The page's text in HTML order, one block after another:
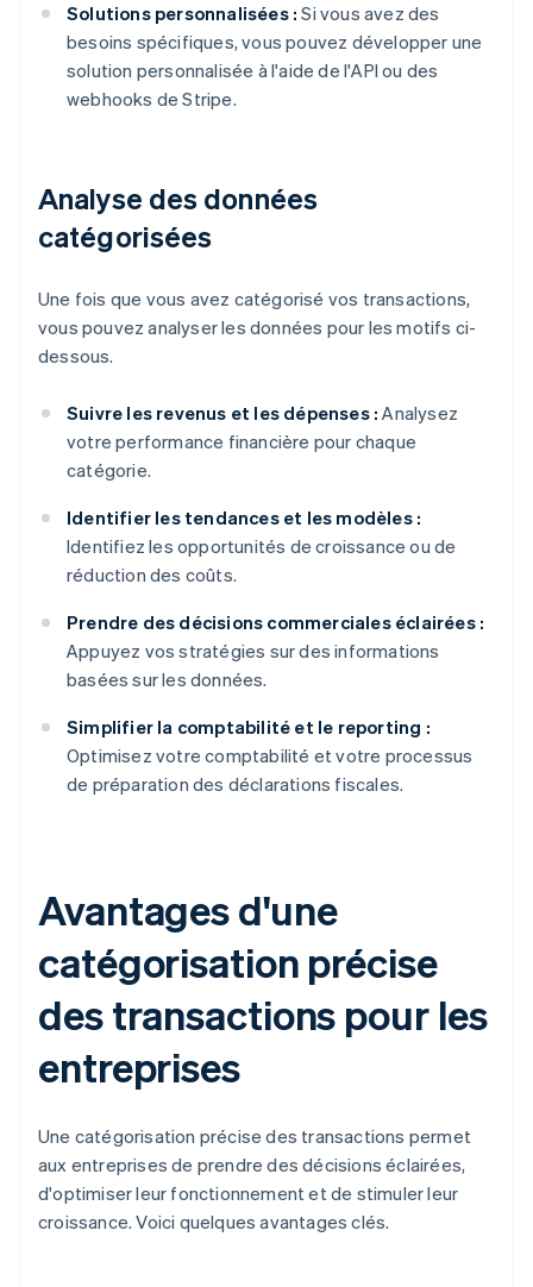
Solutions personnalisées : Si vous avez des
besoins spécifiques, vous pouvez développer une
solution personnalisée à l'aide de l'API ou des
webhooks de Stripe.
Analyse des données
catégorisées
Une fois que vous avez catégorisé vos transactions,
vous pouvez analyser les données pour les motifs ci-
dessous.
Suivre les revenus et les dépenses : Analysez
votre performance financière pour chaque
catégorie.
Identifier les tendances et les modèles :
Identifiez les opportunités de croissance ou de
réduction des coûts.
Prendre des décisions commerciales éclairées :
Appuyez vos stratégies sur des informations
basées sur les données.
Simplifier la comptabilité et le reporting :
Optimisez votre comptabilité et votre processus
de préparation des déclarations fiscales.
Avantages d'une
catégorisation précise
des transactions pour les
entreprises
Une catégorisation précise des transactions permet
aux entreprises de prendre des décisions éclairées,
d'optimiser leur fonctionnement et de stimuler leur
croissance. Voici quelques avantages clés.